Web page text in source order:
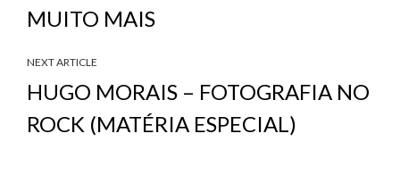
MUITO MAIS
NEXT ARTICLE
HUGO MORAIS – FOTOGRAFIA NO
ROCK (MATÉRIA ESPECIAL)